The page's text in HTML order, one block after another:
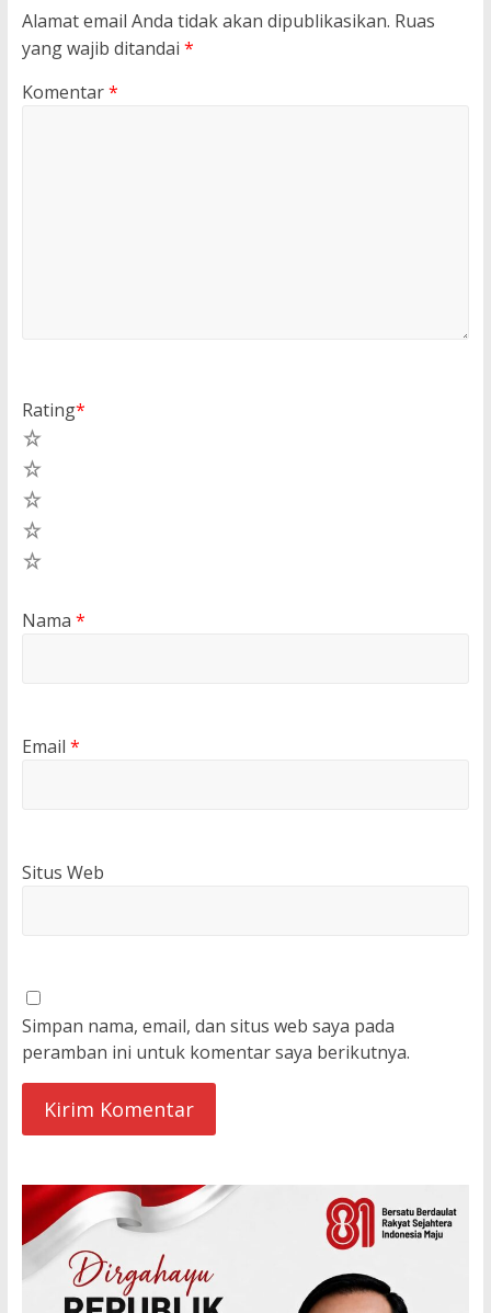
Alamat email Anda tidak akan dipublikasikan. Ruas
yang wajib ditandai *
Komentar*
Rating*
Nama *
Email *
Situs Web
Simpan nama, email, dan situs web saya pada
peramban ini untuk komentar saya berikutnya.